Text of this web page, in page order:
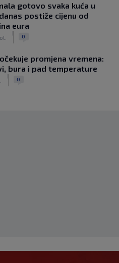
gotovo svaka kuća u
postiže cijenu od
eura
0
promjena vremena:
bura i pad temperature
0